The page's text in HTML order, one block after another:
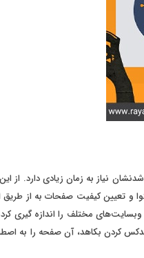
نیاز به زمان زیادی دارد. از
و تعیین کیفیت صفحات به از طریق
مختلف را اندازه گیری
کردن بکاهد، آن صفحه را به